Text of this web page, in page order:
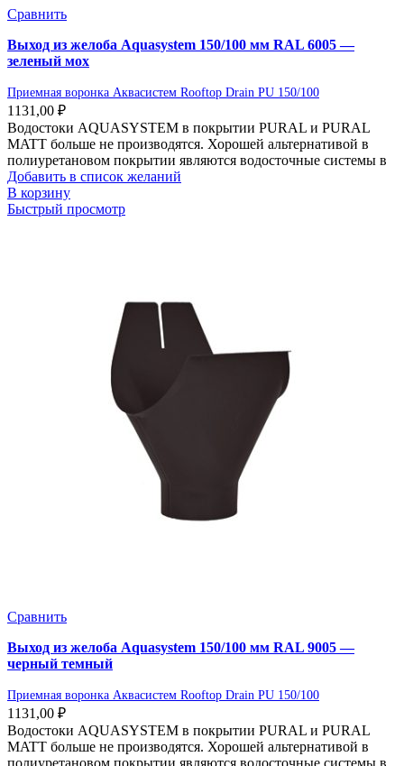
Сравнить
Выход из желоба Aquasystem 150/100 мм RAL 6005 —
зеленый мох
Приемная воронка Аквасистем Rooftop Drain PU 150/100
1131,00 ₽
Водостоки AQUASYSTEM в покрытии PURAL и PURAL
MATT больше не производятся. Хорошей альтернативой в
полиуретановом покрытии являются водосточные системы в
Добавить в список желаний
В корзину
Быстрый просмотр
Сравнить
Выход из желоба Aquasystem 150/100 мм RAL 9005 —
черный темный
Приемная воронка Аквасистем Rooftop Drain PU 150/100
1131,00 ₽
Водостоки AQUASYSTEM в покрытии PURAL и PURAL
MATT больше не производятся. Хорошей альтернативой в
полиуретановом покрытии являются водосточные системы в